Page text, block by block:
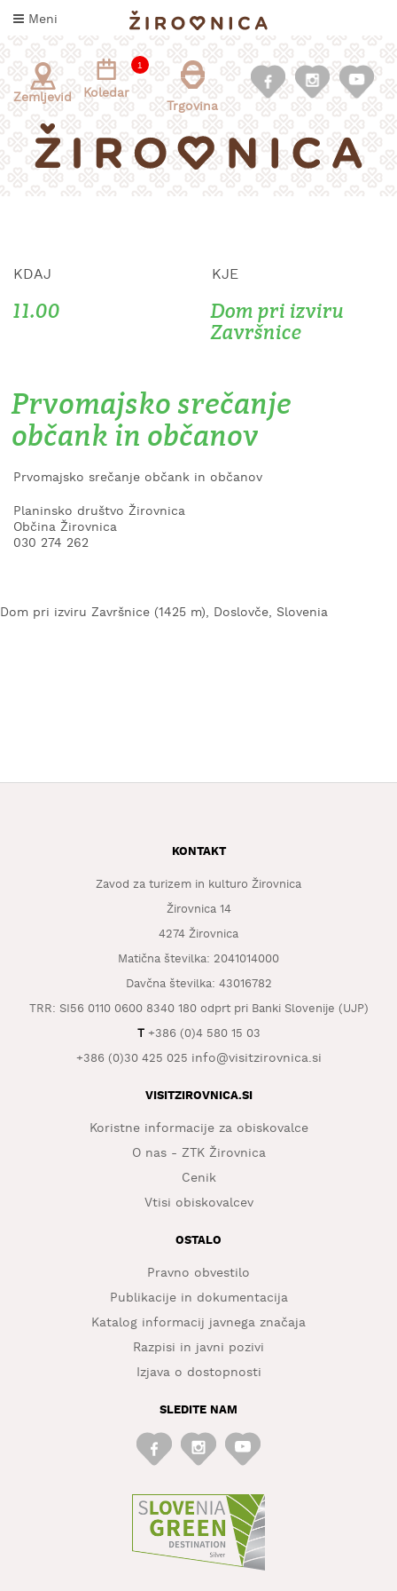
na
Meni
ZA
OBISKOVALCE
KAJ
OKUSITI
SPATI
ZA
ŠOLE
Zemljevid
1
Koledar
Trgovina
KDAJ
11.00
KJE
Dom pri izviru
Završnice
Prvomajsko srečanje
občank in občanov
Prvomajsko srečanje občank in občanov
Planinsko društvo Žirovnica
Občina Žirovnica
030 274 262
Dom pri izviru Završnice (1425 m), Doslovče, Slovenia
KONTAKT
Zavod za turizem in kulturo Žirovnica
Žirovnica 14
4274 Žirovnica
Matična številka: 2041014000
Davčna številka: 43016782
TRR: SI56 0110 0600 8340 180 odprt pri Banki Slovenije (UJP)
T+386 (0)4 580 15 03
+386 (0)30 425 025 info@visitzirovnica.si
VISITZIROVNICA.SI
Koristne informacije za obiskovalce
O nas - ZTK Žirovnica
Cenik
Vtisi obiskovalcev
OSTALO
Pravno obvestilo
Publikacije in dokumentacija
Katalog informacij javnega značaja
Razpisi in javni pozivi
Izjava o dostopnosti
SLEDITE NAM